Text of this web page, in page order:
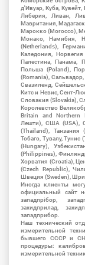
д'Ивуар, Куба,
Либерия, Ливан,
Мавритания,
Марокко (Morocco),
Монако, Намибия,
(Netherlands),
Каледония,
Палестина, Панама,
Польша (Poland),
(Romania),
Свазиленд,
Китс и Невис, Сент-
Словакия (Slovakia),
Королевство
Britain and Northern
Лешти), США (USA),
(Thailand), Танзания
Тобаго, Тувалу, Тунис
(Hungary),
(Philippines),
Хорватия (Croatia),
(Czech Republic),
Швеция (Sweden),
Иногда клиенты
официальный сайт
западпрібор,
захидприлад,
западприбор.
Наш технический
измерительной
бывшего СССР и
процедуры:
измерительной